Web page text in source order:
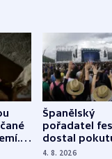
Španělský
pořadatel
dostal
nekalé
4. 8. 2026